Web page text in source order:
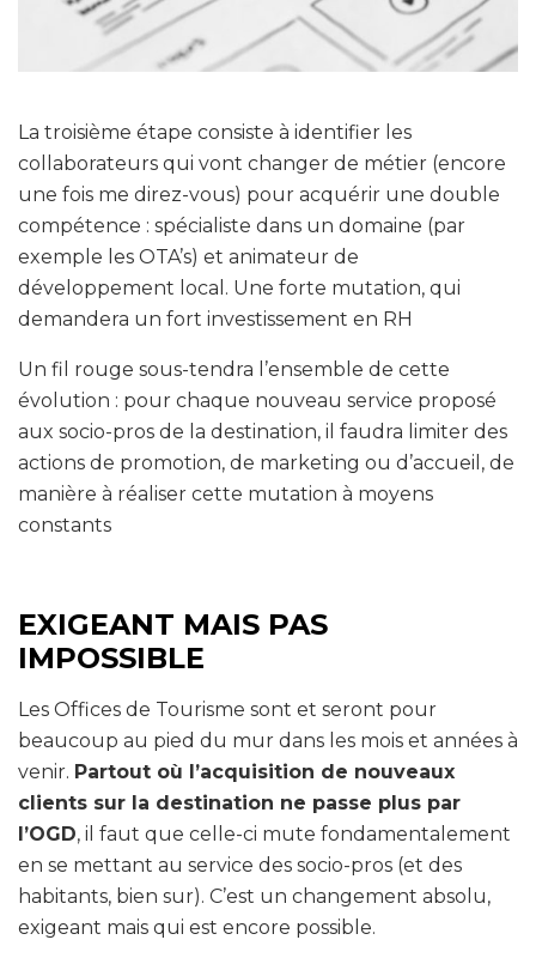
La troisième étape consiste à identifier les
collaborateurs qui vont changer de métier (encore
une fois me direz-vous) pour acquérir une double
compétence : spécialiste dans un domaine (par
exemple les OTA’s) et animateur de
développement local. Une forte mutation, qui
demandera un fort investissement en RH
Un fil rouge sous-tendra l’ensemble de cette
évolution : pour chaque nouveau service proposé
aux socio-pros de la destination, il faudra limiter des
actions de promotion, de marketing ou d’accueil, de
manière à réaliser cette mutation à moyens
constants
EXIGEANT MAIS PAS
IMPOSSIBLE
Les Offices de Tourisme sont et seront pour
beaucoup au pied du mur dans les mois et années à
venir. Partout où l’acquisition de nouveaux
clients sur la destination ne passe plus par
l’OGD, il faut que celle-ci mute fondamentalement
en se mettant au service des socio-pros (et des
habitants, bien sur). C’est un changement absolu,
exigeant mais qui est encore possible.